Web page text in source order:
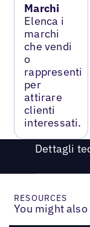
Marchi
Elenca i
marchi
che vendi
o
rappresenti
per
attirare
clienti
interessati.
Dettagli
RESOURCES
You might